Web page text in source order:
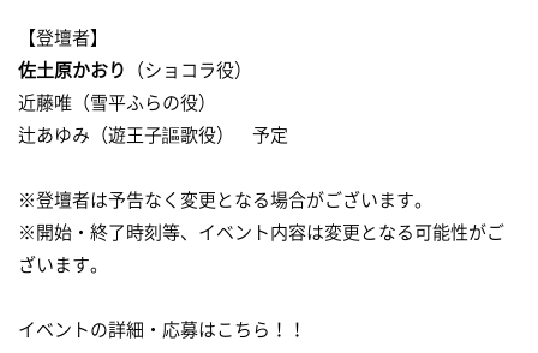
【登壇者】
佐土原かおり （ショコラ役）
近藤唯（雪平ふらの役）
辻あゆみ（遊王子謳歌役） 予定
※登壇者は予告なく変更となる場合がございます。
※開始・終了時刻等、イベント内容は変更となる可能性がご
ざいます。
イベントの詳細・応募はこちら！！